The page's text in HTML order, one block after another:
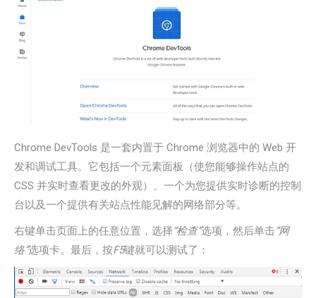
Chrome DevTools 是一套内置于 Chrome 浏览器中的 Web 开
发和调试工具。它包括一个元素面板（使您能够操作站点的
CSS 并实时查看更改的外观）、一个为您提供实时诊断的控制
台以及一个提供有关站点性能见解的网络部分等。
右键单击页面上的任意位置，选择 “检查”选项，然后单击“网
络”选项卡。最后，按F5键就可以测试了：